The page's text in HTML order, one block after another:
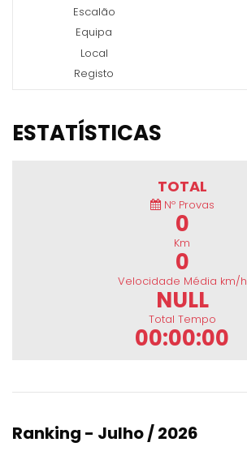
Escalão
Equipa
Local
Registo
ESTATÍSTICAS
TOTAL
Nº Provas
0
Km
0
Velocidade Média km/h
NULL
Total Tempo
00:00:00
Ranking - Julho / 2026